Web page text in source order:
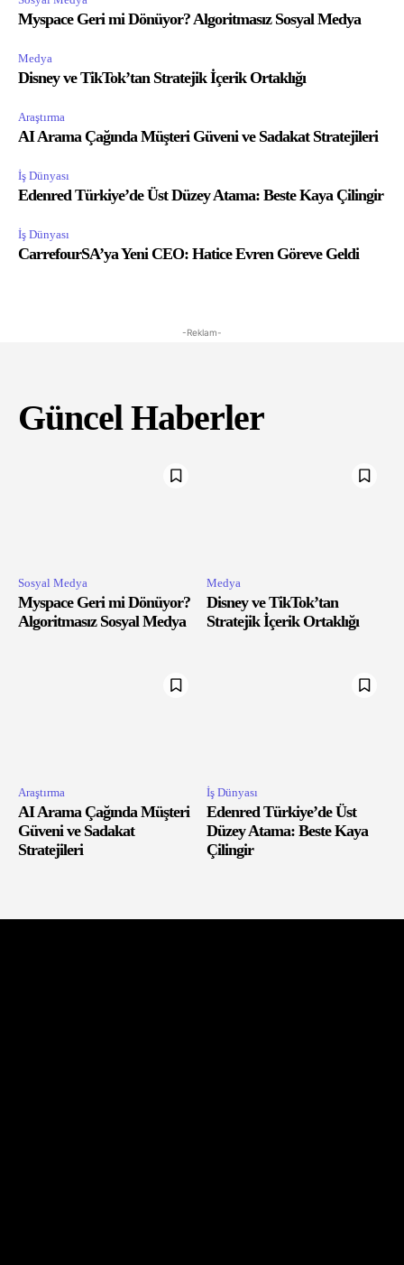
Myspace Geri mi Dönüyor? Algoritmasız Sosyal Medya
Medya
Disney ve TikTok’tan Stratejik İçerik Ortaklığı
Araştırma
AI Arama Çağında Müşteri Güveni ve Sadakat Stratejileri
İş Dünyası
Edenred Türkiye’de Üst Düzey Atama: Beste Kaya Çilingir
İş Dünyası
CarrefourSA’ya Yeni CEO: Hatice Evren Göreve Geldi
-Reklam-
Güncel Haberler
Sosyal Medya
Myspace Geri mi Dönüyor?
Algoritmasız Sosyal Medya
Medya
Disney ve TikTok’tan
Stratejik İçerik Ortaklığı
Araştırma
AI Arama Çağında Müşteri
Güveni ve Sadakat
Stratejileri
İş Dünyası
Edenred Türkiye’de Üst
Düzey Atama: Beste Kaya
Çilingir